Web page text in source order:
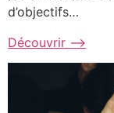
d’objectifs…
Découvrir ⟶